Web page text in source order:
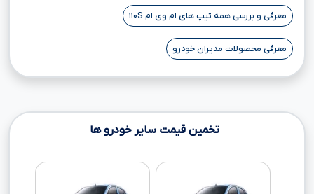
معرفی و بررسی همه تیپ های ام وی ام ۱۱۰S
معرفی محصولات مدیران خودرو
تخمین قیمت سایر خودرو ها